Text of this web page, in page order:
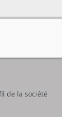
(IST) to 08-
de la société